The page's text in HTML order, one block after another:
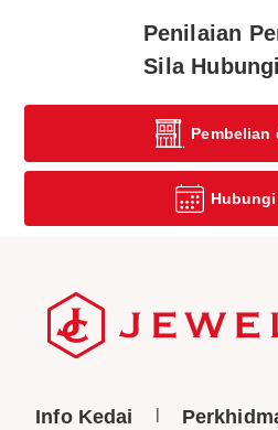
Penilaian
Sila
Pembelian
Info Kedai